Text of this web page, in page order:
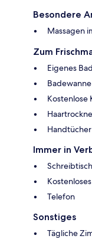
Besondere
Massagen
Zum
Eigenes Bad
Kostenlose
Handtücher
Immer in
Schreibtisch
Telefon
Sonstiges
Tägliche